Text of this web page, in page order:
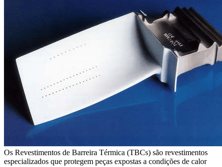
Os Revestimentos de Barreira Térmica (TBCs) são revestimentos
especializados que protegem peças expostas a condições de calor